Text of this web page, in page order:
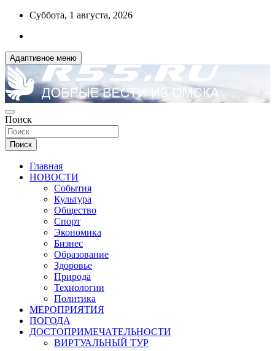
Перейти
содержимому
Суббота, 1 августа, 2026
Адаптивное меню
R55.RU
ДОБРЫЕ ВЕСТИ ИЗ ОМСКА
Поиск
Поиск
Главная
НОВОСТИ
События
Культура
Общество
Спорт
Экономика
Бизнес
Образование
Здоровье
Природа
Технологии
Политика
МЕРОПРИЯТИЯ
ПОГОДА
ДОСТОПРИМЕЧАТЕЛЬНОСТИ
ВИРТУАЛЬНЫЙ ТУР